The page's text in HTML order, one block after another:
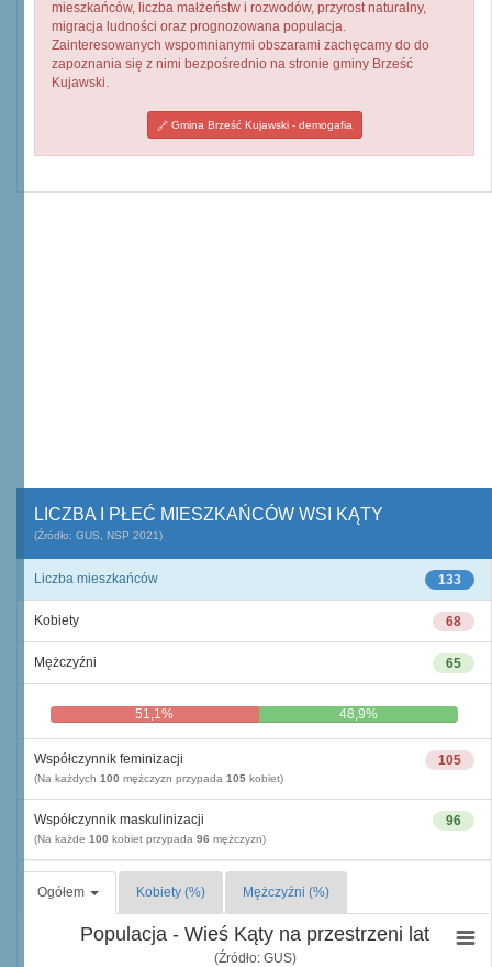
mieszkańców, liczba małżeństw i rozwodów, przyrost naturalny,
migracja ludności oraz prognozowana populacja.
Zainteresowanych wspomnianymi obszarami zachęcamy do do
zapoznania się z nimi bezpośrednio na stronie gminy Brześć
Kujawski.
Gmina Brześć Kujawski - demogafia
LICZBA I PŁEĆ MIESZKAŃCÓW WSI KĄTY
(Źródło: GUS, NSP 2021)
133
Liczba mieszkańców
68
Kobiety
65
Mężczyźni
51,1% 48,9%
105
Współczynnik feminizacji
(Na każdych 100 mężczyzn przypada 105 kobiet)
96
Współczynnik maskulinizacji
(Na każde 100 kobiet przypada 96 mężczyzn)
Ogółem Kobiety (%) Mężczyźni (%)
Populacja - Wieś Kąty na przestrzeni lat
(Źródło: GUS)